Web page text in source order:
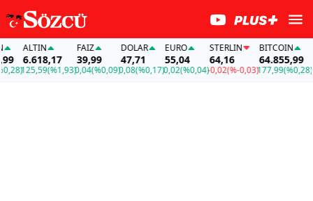
ALTIN
6.618,17
125,59(%1,93)
FAİZ
39,99
0,04(%0,09)
DOLAR
47,71
0,08(%0,17)
EURO
55,04
0,02(%0,04)
STERLIN
64,16
-0,02(%-0,03)
BITCOIN
64.855,99
177,99(%0,28)